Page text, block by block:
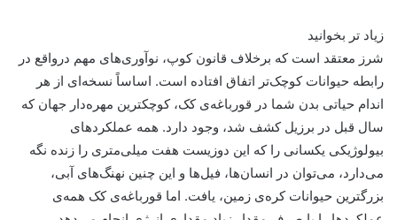
زیاد تر بخوانید
شرز معتقد است که برخلاف قانون کوپ، نوآوری‌های مهم در‌واقع در
رابطه حیوانات کوچک‌تر اتفاق افتاده است. اساساً نسخه‌ای از هر
اندام حیاتی بدن شما در قورباغه‌ی کک، کوچکترین مهره‌دار جهان که
سال قبل در برزیل کشف شد، وجود دارد. همه عملکردهای
بیولوژیکی یکسانی را که این دوزیست هفت میلی‌متری را زنده نگه
می‌دارد، می‌توان در انسان‌ها، فیل‌ها و این چنین نهنگ‌های آبی،
بزرگترین حیوانات کره‌ی زمین، یافت. اما قورباغه‌ی کک همه‌ی